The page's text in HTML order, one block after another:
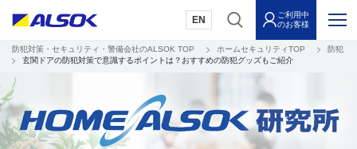
EN
ご利用中
のお客様
防犯対策・セキュリティ・警備会社のALSOK TOP ホームセキュリティTOP
防犯
玄関ドアの防犯対策で意識するポイントは？おすすめの防犯グッズもご紹介